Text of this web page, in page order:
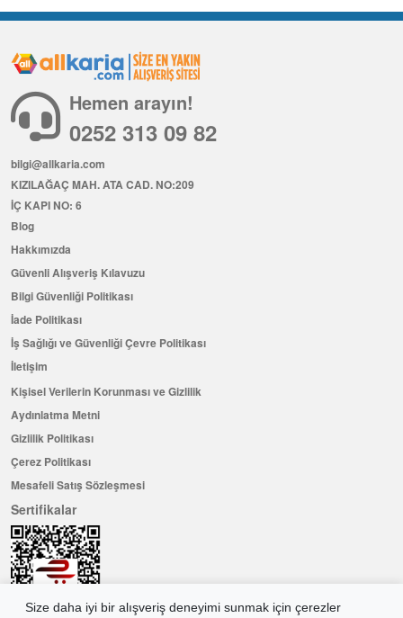
Size daha iyi bir alışveriş deneyimi sunmak için çerezler
Hemen arayın!
0252 313 09 82
bilgi@allkaria.com
KIZILAĞAÇ MAH. ATA CAD. NO:209
İÇ KAPI NO: 6
Blog
Hakkımızda
Güvenli Alışveriş Kılavuzu
Bilgi Güvenliği Politikası
İade Politikası
İş Sağlığı ve Güvenliği Çevre Politikası
İletişim
Kişisel Verilerin Korunması ve Gizlilik
Aydınlatma Metni
Gizlilik Politikası
Çerez Politikası
Mesafeli Satış Sözleşmesi
Sertifikalar